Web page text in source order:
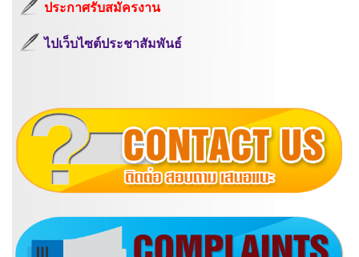
ประกาศรับสมัครงาน
ไปเว็บไซต์ประชาสัมพันธ์